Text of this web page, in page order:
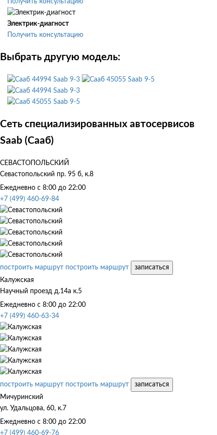
Получить консультацию
Электрик-диагност
Получить консультацию
Выбрать другую модель:
Saab 9-3
Saab 9-5
Saab 9-3
Saab 9-5
Сеть специализированных автосервисов
Saab (Сааб)
СЕВАСТОПОЛЬСКИЙ
Севастопольский пр. 95 б, к.8
Ежедневно с 8:00 до 22:00
+7 (499) 460-69-84
построить маршрут построить маршрут
записаться
Калужская
Научный проезд д.14а к.5
Ежедневно с 8:00 до 22:00
+7 (499) 460-63-34
построить маршрут построить маршрут
записаться
Мичуринский
ул. Удальцова, 60, к.7
Ежедневно с 8:00 до 22:00
+7 (499) 460-69-76